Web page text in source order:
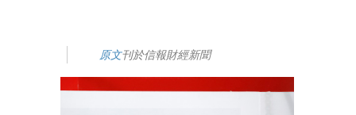
原文刊於信報財經新聞